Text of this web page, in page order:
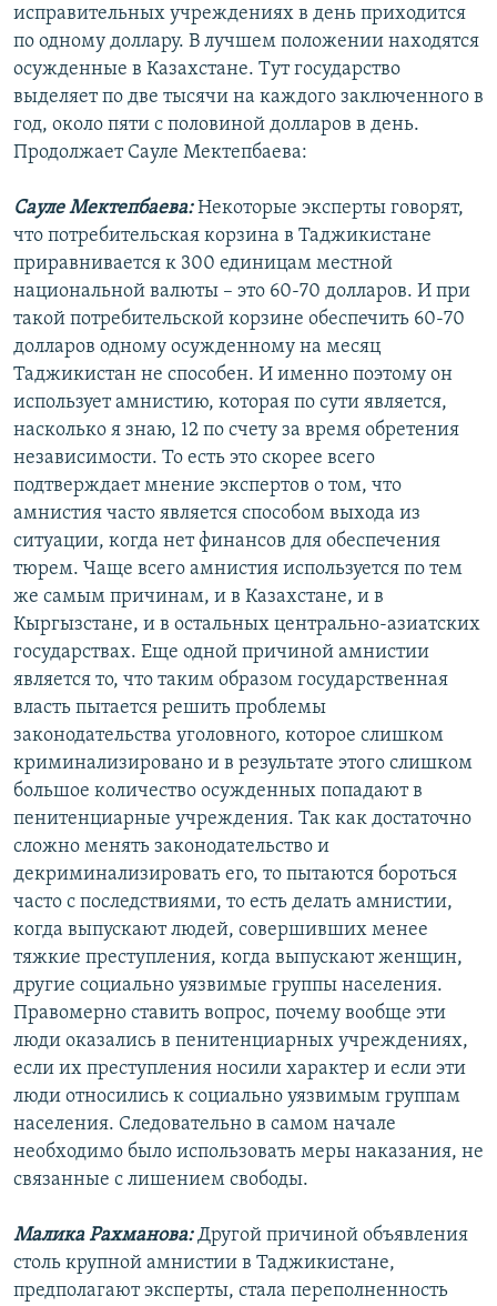
исправительных учреждениях в день приходится
по одному доллару. В лучшем положении находятся
осужденные в Казахстане. Тут государство
выделяет по две тысячи на каждого заключенного в
год, около пяти с половиной долларов в день.
Продолжает Сауле Мектепбаева:
Сауле Мектепбаева:Некоторые эксперты говорят,
что потребительская корзина в Таджикистане
приравнивается к 300 единицам местной
национальной валюты – это 60-70 долларов. И при
такой потребительской корзине обеспечить 60-70
долларов одному осужденному на месяц
Таджикистан не способен. И именно поэтому он
использует амнистию, которая по сути является,
насколько я знаю, 12 по счету за время обретения
независимости. То есть это скорее всего
подтверждает мнение экспертов о том, что
амнистия часто является способом выхода из
ситуации, когда нет финансов для обеспечения
тюрем. Чаще всего амнистия используется по тем
же самым причинам, и в Казахстане, и в
Кыргызстане, и в остальных центрально-азиатских
государствах. Еще одной причиной амнистии
является то, что таким образом государственная
власть пытается решить проблемы
законодательства уголовного, которое слишком
криминализировано и в результате этого слишком
большое количество осужденных попадают в
пенитенциарные учреждения. Так как достаточно
сложно менять законодательство и
декриминализировать его, то пытаются бороться
часто с последствиями, то есть делать амнистии,
когда выпускают людей, совершивших менее
тяжкие преступления, когда выпускают женщин,
другие социально уязвимые группы населения.
Правомерно ставить вопрос, почему вообще эти
люди оказались в пенитенциарных учреждениях,
если их преступления носили характер и если эти
люди относились к социально уязвимым группам
населения. Следовательно в самом начале
необходимо было использовать меры наказания, не
связанные с лишением свободы.
Малика Рахманова:Другой причиной объявления
столь крупной амнистии в Таджикистане,
предполагают эксперты, стала переполненность